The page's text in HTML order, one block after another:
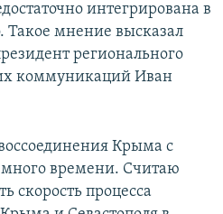
интегрирована в
Такое мнение высказал
регионального
коммуникаций Иван
Крыма с
времени. Считаю
скорость процесса